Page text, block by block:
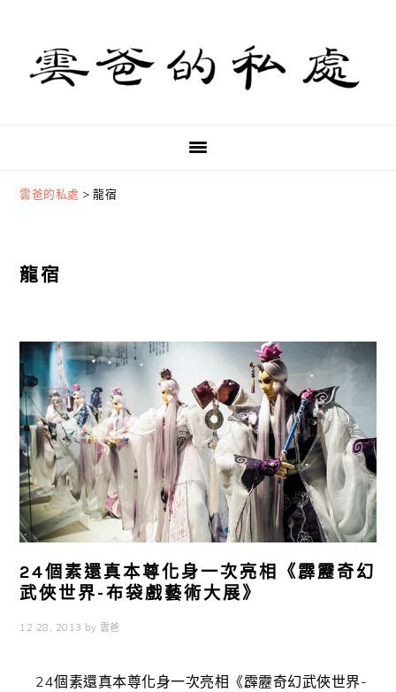
primary
navigation
content
primary
sidebar
雲爸的私處 >龍宿
龍宿
24個素還真本尊化身一次亮相《霹靂奇幻
武俠世界-布袋戲藝術大展》
12 28, 2013 by 雲爸
24個素還真本尊化身一次亮相《霹靂奇幻武俠世界-